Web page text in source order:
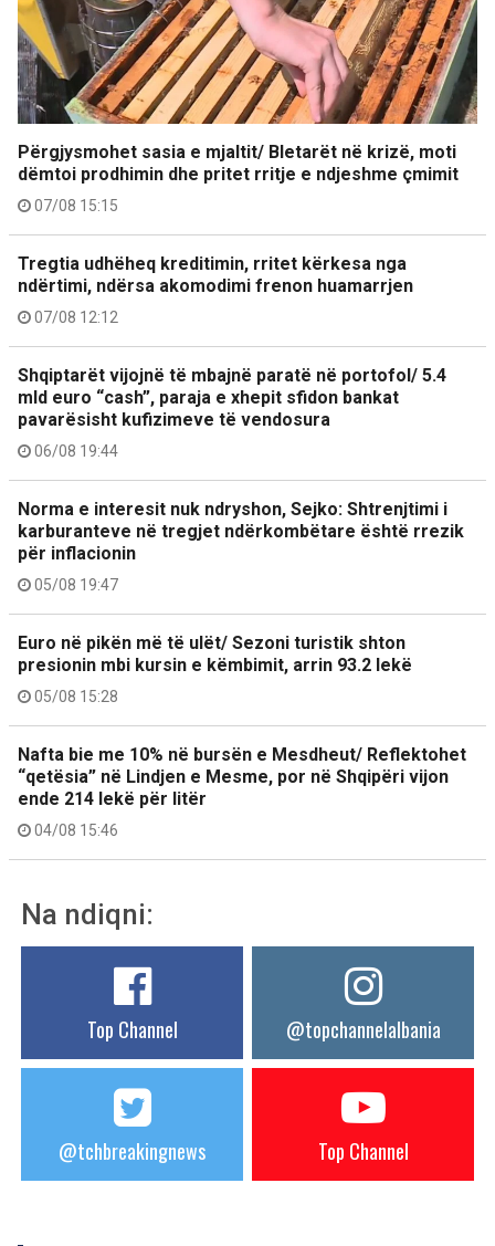
Përgjysmohet sasia e mjaltit/ Bletarët në krizë, moti
dëmtoi prodhimin dhe pritet rritje e ndjeshme çmimit
07/08 15:15
Tregtia udhëheq kreditimin, rritet kërkesa nga
ndërtimi, ndërsa akomodimi frenon huamarrjen
07/08 12:12
Shqiptarët vijojnë të mbajnë paratë në portofol/ 5.4
mld euro “cash”, paraja e xhepit sfidon bankat
pavarësisht kufizimeve të vendosura
06/08 19:44
Norma e interesit nuk ndryshon, Sejko: Shtrenjtimi i
karburanteve në tregjet ndërkombëtare është rrezik
për inflacionin
05/08 19:47
Euro në pikën më të ulët/ Sezoni turistik shton
presionin mbi kursin e këmbimit, arrin 93.2 lekë
05/08 15:28
Nafta bie me 10% në bursën e Mesdheut/ Reflektohet
“qetësia” në Lindjen e Mesme, por në Shqipëri vijon
ende 214 lekë për litër
04/08 15:46
Na ndiqni:
Top Channel @topchannelalbania
@tchbreakingnews Top Channel